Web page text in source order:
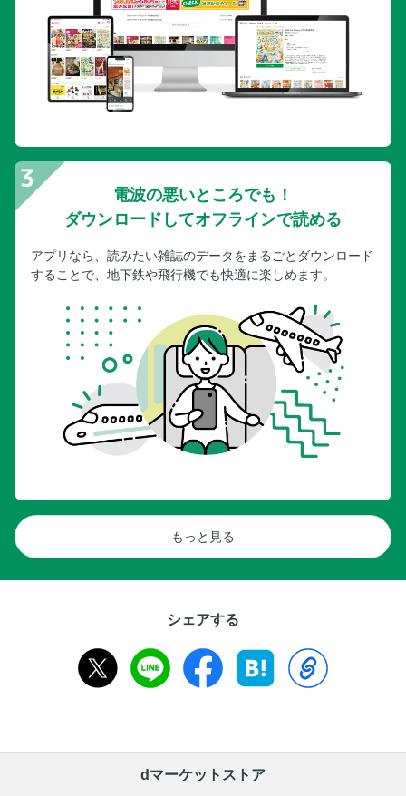
電波の悪いところでも！
ダウンロードしてオフラインで読める
アプリなら、読みたい雑誌のデータをまるごとダウンロード
することで、地下鉄や飛行機でも快適に楽しめます。
もっと見る
シェアする
dマーケットストア